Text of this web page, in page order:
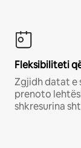
Fleksibiliteti
Zgjidh datat e
prenoto
shkresurina